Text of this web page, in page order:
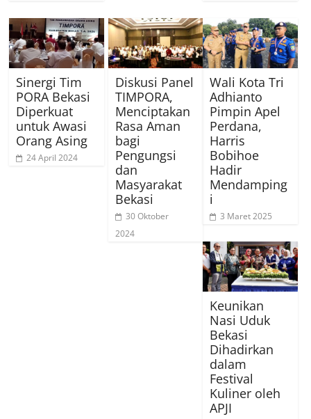
Sinergi Tim
PORA Bekasi
Diperkuat
untuk Awasi
Orang Asing
24 April 2024
Diskusi Panel
TIMPORA,
Menciptakan
Rasa Aman
bagi
Pengungsi
dan
Masyarakat
Bekasi
30 Oktober
2024
Wali Kota Tri
Adhianto
Pimpin Apel
Perdana,
Harris
Bobihoe
Hadir
Mendamping
i
3 Maret 2025
Keunikan
Nasi Uduk
Bekasi
Dihadirkan
dalam
Festival
Kuliner oleh
APJI